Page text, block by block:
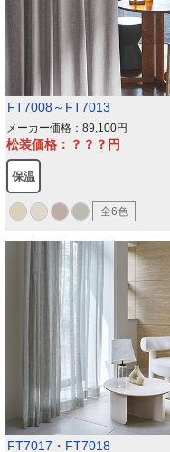
FT7008～FT7013
メーカー価格：89,100
松装価格：？？？
保温
全6色
FT7017・FT7018